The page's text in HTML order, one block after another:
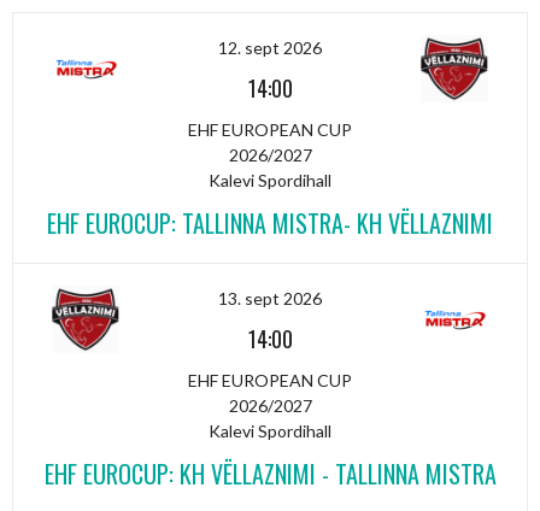
12. sept 2026
14:00
EHF EUROPEAN CUP
2026/2027
Kalevi Spordihall
EHF EUROCUP: TALLINNA MISTRA- KH VËLLAZNIMI
13. sept 2026
14:00
EHF EUROPEAN CUP
2026/2027
Kalevi Spordihall
EHF EUROCUP: KH VËLLAZNIMI - TALLINNA MISTRA